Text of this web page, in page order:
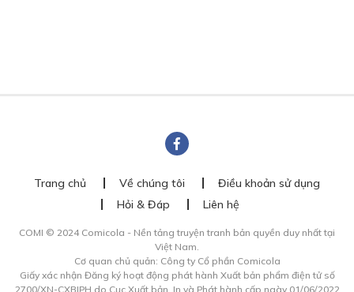
Trang chủ Về chúng tôi
Điều khoản sử dụng
Hỏi & Đáp
Liên hệ
COMI © 2024 Comicola - Nền tảng truyện tranh bản quyền duy nhất tại
Việt Nam.
Cơ quan chủ quản: Công ty Cổ phần Comicola
Giấy xác nhận Đăng ký hoạt động phát hành Xuất bản phẩm điện tử số
2700/XN-CXBIPH do Cục Xuất bản, In và Phát hành cấp ngày 01/06/2022